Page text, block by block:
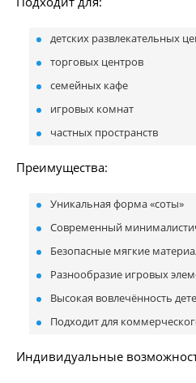
детских развлекательных
торговых центров
семейных кафе
игровых комнат
частных пространств
Преимущества:
Уникальная форма «соты»
Современный
Безопасные мягкие
Разнообразие игровых
Высокая вовлечённость
Подходит для
Индивидуальные